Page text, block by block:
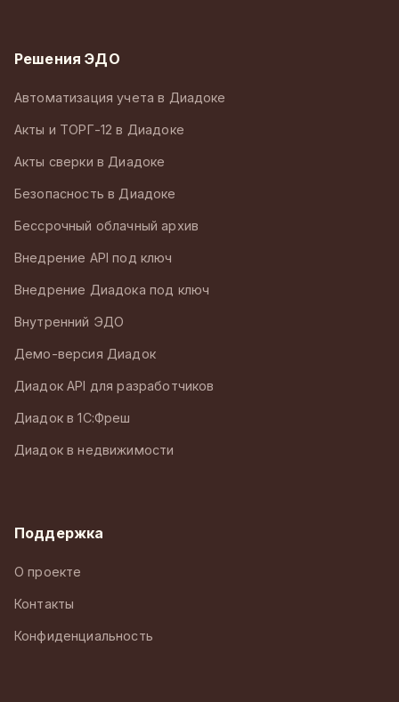
Решения ЭДО
Автоматизация учета в Диадоке
Акты и ТОРГ-12 в Диадоке
Акты сверки в Диадоке
Безопасность в Диадоке
Бессрочный облачный архив
Внедрение API под ключ
Внедрение Диадока под ключ
Внутренний ЭДО
Демо-версия Диадок
Диадок API для разработчиков
Диадок в 1С:Фреш
Диадок в недвижимости
Поддержка
О проекте
Контакты
Конфиденциальность